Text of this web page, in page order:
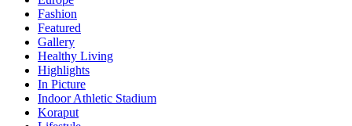
Fashion
Featured
Gallery
Healthy Living
Highlights
In Picture
Indoor Athletic Stadium
Koraput